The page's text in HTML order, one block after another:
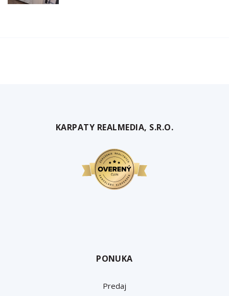
KARPATY REALMEDIA, S.R.O.
PONUKA
Predaj